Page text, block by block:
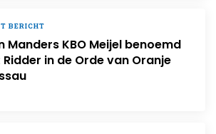
BERICHT
Manders KBO Meijel benoemd
in de Orde van Oranje